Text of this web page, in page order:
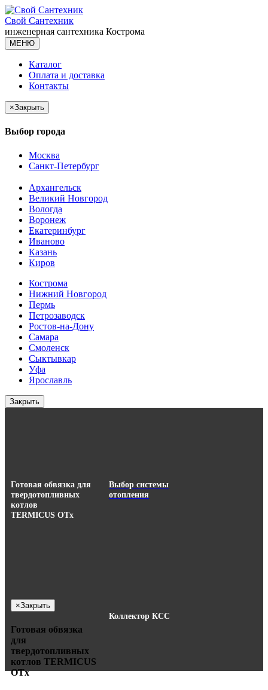
Свой Сантехник
инженерная сантехника Кострома
МЕНЮ
Каталог
Оплата и доставка
Контакты
×Закрыть
Выбор города
Москва
Санкт-Петербург
Архангельск
Великий Новгород
Вологда
Воронеж
Екатеринбург
Иваново
Казань
Киров
Кострома
Нижний Новгород
Пермь
Петрозаводск
Ростов-на-Дону
Самара
Смоленск
Сыктывкар
Уфа
Ярославль
Закрыть
Готовая обвязка для
твердотопливных
котлов
TERMICUS ОТx
×Закрыть
Готовая обвязка
для
твердотопливных
котлов TERMICUS
ОТx
Выбор системы
отопления
Коллектор КСС